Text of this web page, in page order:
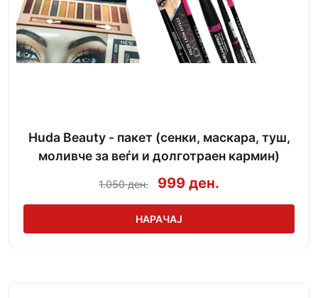
Huda Beauty - пакет (сенки, маскара, туш,
моливче за веѓи и долготраен кармин)
1.050 ден. 999 ден.
НАРАЧАЈ